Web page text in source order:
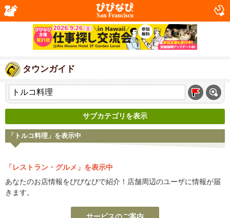
San Francisco
タウンガイド
サブカテゴリを表示
「トルコ料理」を表示中
「レストラン・グルメ」を表示中
あなたのお店情報をびびなびで紹介！店舗周辺のユーザに情報が届
きます。